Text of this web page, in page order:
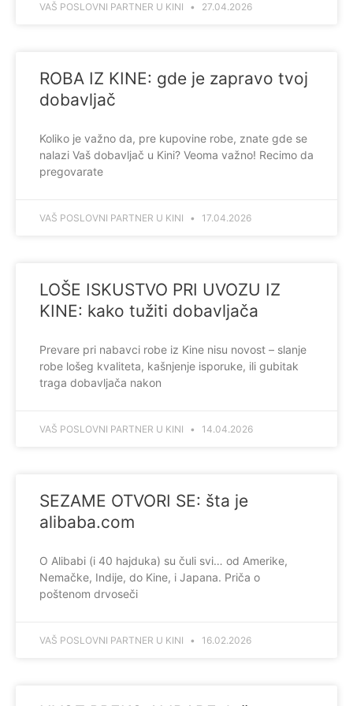
VAŠ POSLOVNI PARTNER U KINI 27.04.2026
ROBA IZ KINE: gde je zapravo tvoj
dobavljač
Koliko je važno da, pre kupovine robe, znate gde se
nalazi Vaš dobavljač u Kini? Veoma važno! Recimo da
pregovarate
VAŠ POSLOVNI PARTNER U KINI 17.04.2026
LOŠE ISKUSTVO PRI UVOZU IZ
KINE: kako tužiti dobavljača
Prevare pri nabavci robe iz Kine nisu novost – slanje
robe lošeg kvaliteta, kašnjenje isporuke, ili gubitak
traga dobavljača nakon
VAŠ POSLOVNI PARTNER U KINI 14.04.2026
SEZAME OTVORI SE: šta je
alibaba.com
O Alibabi (i 40 hajduka) su čuli svi… od Amerike,
Nemačke, Indije, do Kine, i Japana. Priča o
poštenom drvoseči
VAŠ POSLOVNI PARTNER U KINI 16.02.2026